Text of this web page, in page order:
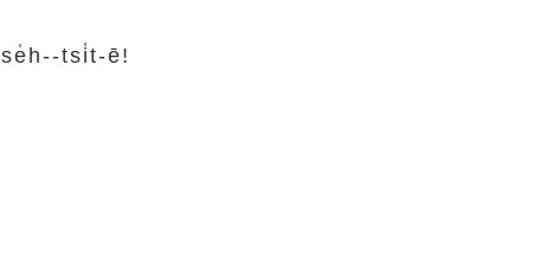
tsi̍t-ē!